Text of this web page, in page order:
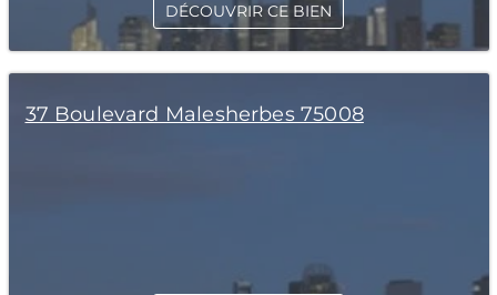
DÉCOUVRIR CE BIEN
37 Boulevard Malesherbes 75008